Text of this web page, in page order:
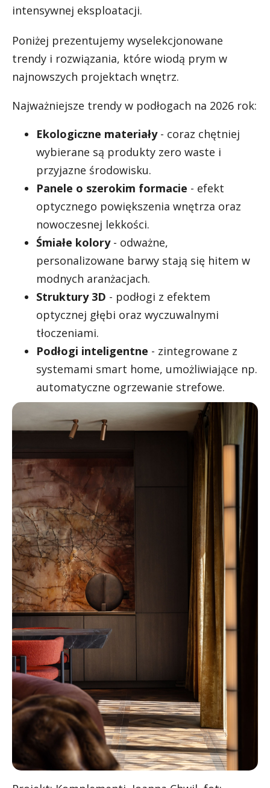
intensywnej eksploatacji.
Poniżej prezentujemy wyselekcjonowane
trendy i rozwiązania, które wiodą prym w
najnowszych projektach wnętrz.
Najważniejsze trendy w podłogach na 2026 rok:
Ekologiczne materiały- coraz chętniej
wybierane są produkty zero waste i
przyjazne środowisku.
Panele o szerokim formacie - efekt
optycznego powiększenia wnętrza oraz
nowoczesnej lekkości.
Śmiałe kolory- odważne,
personalizowane barwy stają się hitem w
modnych aranżacjach.
Struktury 3D - podłogi z efektem
optycznej głębi oraz wyczuwalnymi
tłoczeniami.
Podłogi inteligentne - zintegrowane z
systemami smart home, umożliwiające np.
automatyczne ogrzewanie strefowe.